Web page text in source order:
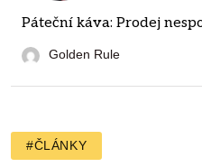
Páteční káva: Prodej
Golden Rule
#ČLÁNKY